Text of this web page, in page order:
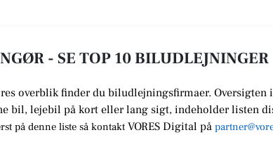
- SE TOP 10 BILUDLEJNINGER
overblik finder du biludlejningsfirmaer. Oversigten
bil, lejebil på kort eller lang sigt, indeholder listen
på denne liste så kontakt VORES Digital på